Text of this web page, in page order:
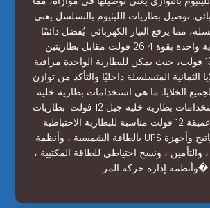
توصيل بطاريات الليثيوم بالتسلسل يعني
مما يرفع التيار الكهربائي. يُفضل دائمًا
استخدام بطارية واحدة بقوة 26.4 فولت مقابل بطاريتين
متتاليتين بقوة 13.2 فولت، حيث يمكن للبطارية الواحدة مراقبة
الثمانية المتسلسلة داخليًا والتأكد من توازن
الخلايا. ما هي استخدامات بطارية خلية
جيل 12 فولت؟استخدامات بطارية خلية جيل 12 فولت: بطاريات
جل ذات دورة عميقة 12 فولت مناسبة للبطارية الاحتياطية
بالطاقة الشمسية ، وأنظمة UPS والعاكس ، والمفاتيح وأجهزة
والتأمين ، ونسخ احتياطي للطاقة المكتبية ،
وأنظمة إدارة حركة المر�